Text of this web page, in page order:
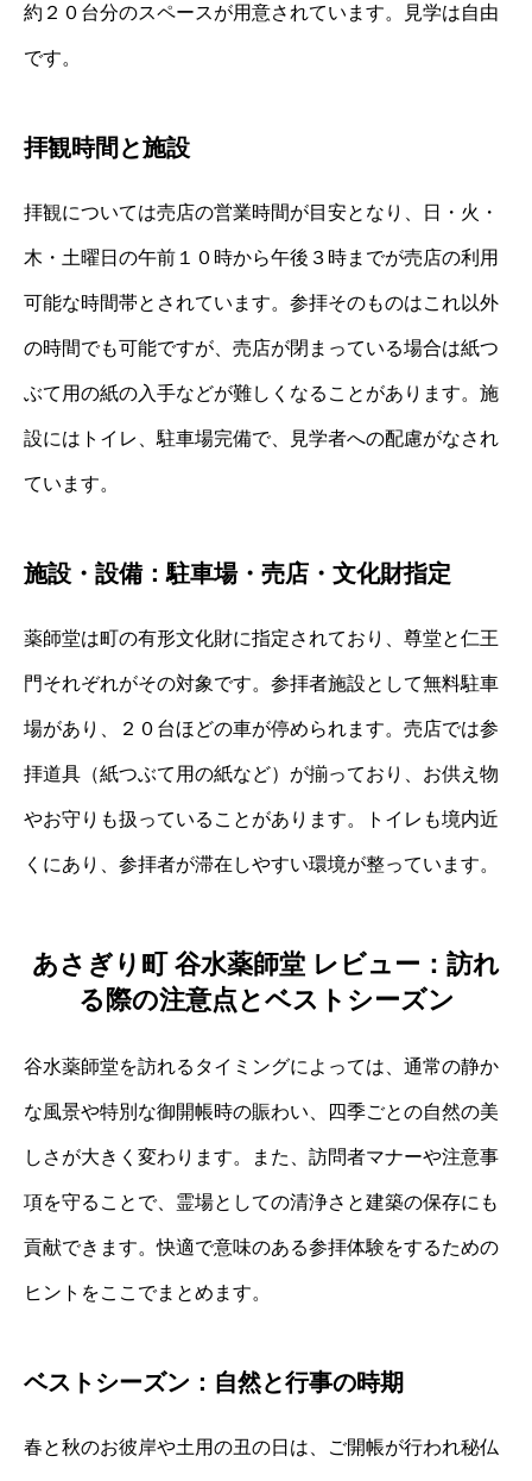
約２０台分のスペースが用意されています。見学は自由
です。
拝観時間と施設
拝観については売店の営業時間が目安となり、日・火・
木・土曜日の午前１０時から午後３時までが売店の利用
可能な時間帯とされています。参拝そのものはこれ以外
の時間でも可能ですが、売店が閉まっている場合は紙つ
ぶて用の紙の入手などが難しくなることがあります。施
設にはトイレ、駐車場完備で、見学者への配慮がなされ
ています。
施設・設備：駐車場・売店・文化財指定
薬師堂は町の有形文化財に指定されており、尊堂と仁王
門それぞれがその対象です。参拝者施設として無料駐車
場があり、２０台ほどの車が停められます。売店では参
拝道具（紙つぶて用の紙など）が揃っており、お供え物
やお守りも扱っていることがあります。トイレも境内近
くにあり、参拝者が滞在しやすい環境が整っています。
あさぎり町 谷水薬師堂 レビュー：訪れ
る際の注意点とベストシーズン
谷水薬師堂を訪れるタイミングによっては、通常の静か
な風景や特別な御開帳時の賑わい、四季ごとの自然の美
しさが大きく変わります。また、訪問者マナーや注意事
項を守ることで、霊場としての清浄さと建築の保存にも
貢献できます。快適で意味のある参拝体験をするための
ヒントをここでまとめます。
ベストシーズン：自然と行事の時期
春と秋のお彼岸や土用の丑の日は、ご開帳が行われ秘仏